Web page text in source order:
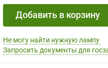
Добавить в корзину
Не могу найти нужную лампу
Запросить документы для